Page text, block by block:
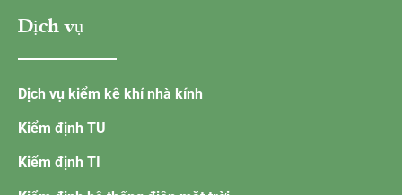
Dịch vụ
Dịch vụ kiểm kê khí nhà kính
Kiểm định TU
Kiểm định TI